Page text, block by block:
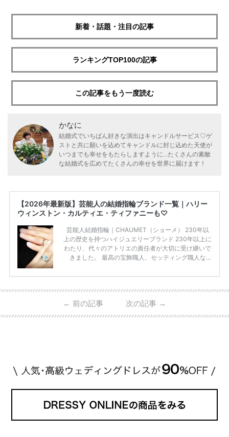
新着・話題・注目の記事
ランキングTOP100の記事
この記事をもう一度読む
かなに
結婚式でいちばん好きな演出はキャンドルサービス♡ゲ
ストと共に願いを込めてキャンドルに封じ込めた天使が
いつまでも幸せをもたらしますように...たくさんの素敵
な結婚式を広めてたくさんの幸せを世界に届けます！
【2026年最新版】芸能人の結婚指輪ブランド一覧｜ハリー
ウィンストン・カルティエ・ティファニーも♡
芸能人結婚指輪｜CHAUMET（ショーメ） 230年以
上の歴史を持つハイジュエリーブランド 230年以上に
わたり、代々のアトリエの責任者が大切に受け継いで
きました。 最高の宝飾職人、セッティング職人な
高品質の宝石を扱っています。 至高のデザインと品
ん・魔裟斗さんの婚約指輪 魔裟斗さんが矢沢さんに
贈られた指輪は1カラットのものです。 ショーメの価
← 前の記事 次の記事 →